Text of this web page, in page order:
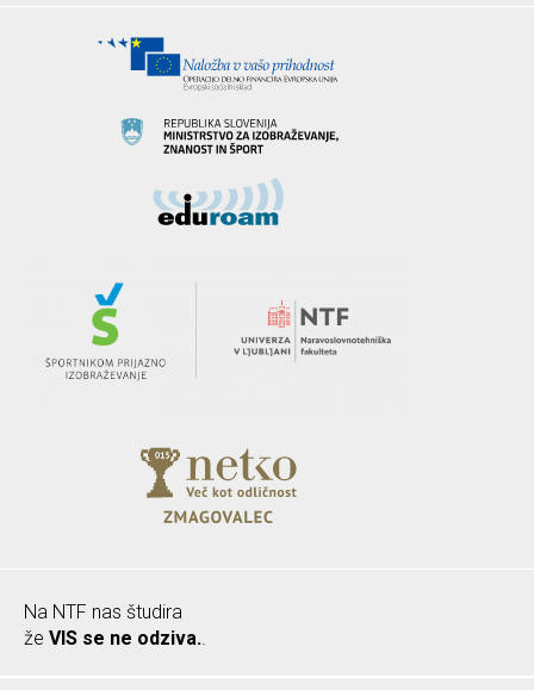
Na NTF nas študira
že VIS se ne odziva..